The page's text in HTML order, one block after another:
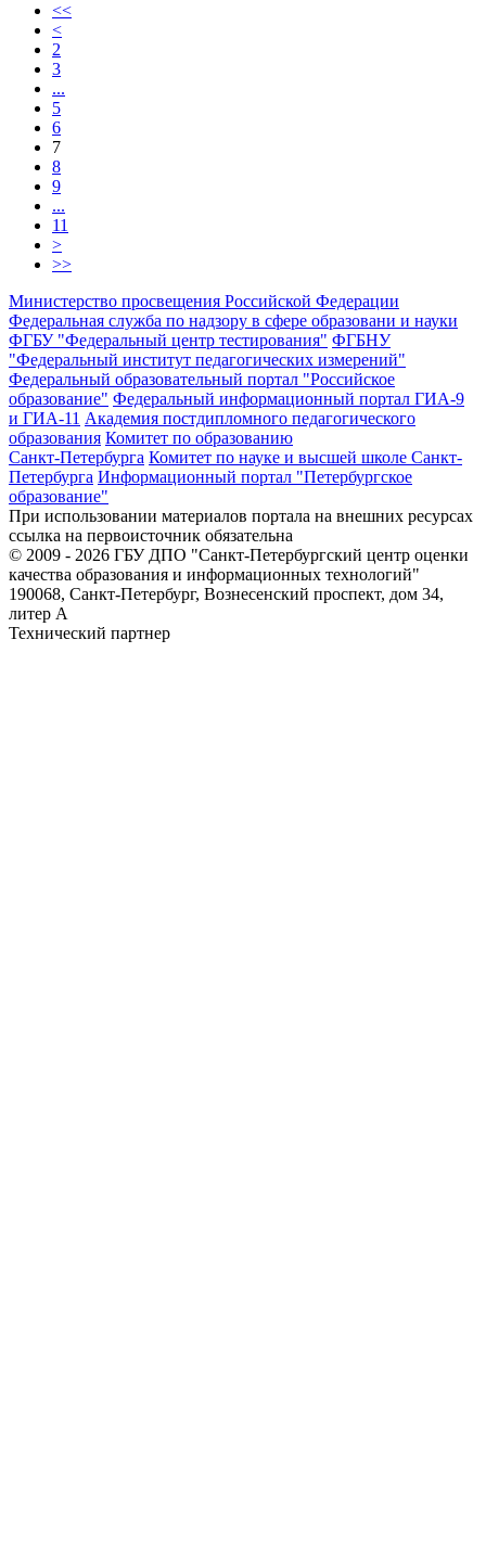
<<
<
2
3
...
5
6
7
8
9
...
11
>
>>
Министерство просвещения Российской Федерации
Федеральная служба по надзору в сфере образовани и науки
ФГБУ "Федеральный центр тестирования" ФГБНУ
"Федеральный институт педагогических измерений"
Федеральный образовательный портал "Российское
образование" Федеральный информационный портал ГИА-9
и ГИА-11 Академия постдипломного педагогического
образования Комитет по образованию
Санкт-Петербурга Комитет по науке и высшей школе Санкт-
Петербурга Информационный портал "Петербургское
образование"
При использовании материалов портала на внешних ресурсах
ссылка на первоисточник обязательна
© 2009 - 2026 ГБУ ДПО "Санкт-Петербургский центр оценки
качества образования и информационных технологий"
190068, Санкт-Петербург, Вознесенский проспект, дом 34,
литер А
Технический партнер